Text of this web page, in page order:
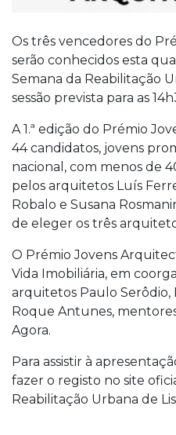
Os três vencedores do
serão conhecidos esta
Semana da Reabilitação
sessão prevista para as
A 1.ª edição do Prémio
44 candidatos, jovens
nacional, com menos de
pelos arquitetos Luís
Robalo e Susana
de eleger os três
O Prémio Jovens
Vida Imobiliária, em
arquitetos Paulo Serôdio,
Roque Antunes,
Agora.
Para assistir à
fazer o registo no site
Reabilitação Urbana de